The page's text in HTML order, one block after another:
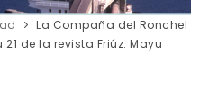
La Compaña del Ronchel
de la revista Friúz. Mayu